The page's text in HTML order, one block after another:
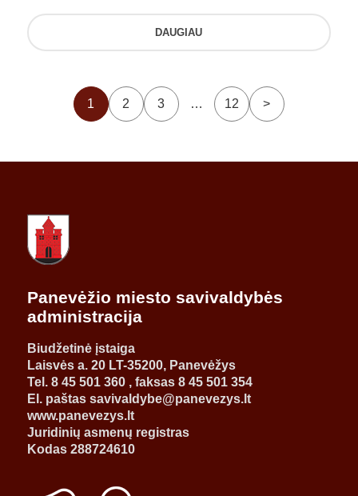
DAUGIAU
1 2 3 … 12 >
Panevėžio miesto savivaldybės
administracija
Biudžetinė įstaiga
Laisvės a. 20 LT-35200, Panevėžys
Tel. 8 45 501 360 , faksas 8 45 501 354
El. paštas savivaldybe@panevezys.lt
www.panevezys.lt
Juridinių asmenų registras
Kodas 288724610